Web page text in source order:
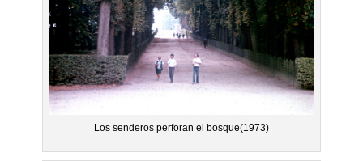
Los senderos perforan el bosque(1973)